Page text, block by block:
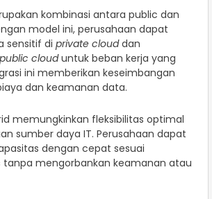
kombinasi antara public dan
model ini, perusahaan dapat
sensitif di private clouddan
public clouduntuk beban kerja yang
ini memberikan keseimbangan
dan keamanan data.
memungkinkan fleksibilitas optimal
sumber daya IT. Perusahaan dapat
dengan cepat sesuai
tanpa mengorbankan keamanan atau